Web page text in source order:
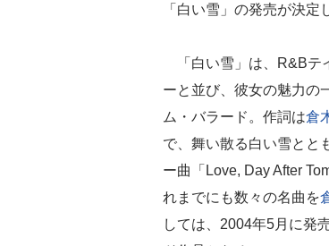
「白い雪」の発売が決定
「白い雪」は、R&Bテ
ーと並び、彼女の魅力の
ム・バラード。作詞は倉
で、舞い散る白い雪とと
ー曲「Love, Day After
れまでにも数々の名曲を
しては、2004年5月に発